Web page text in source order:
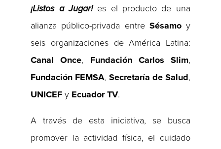
¡Listos a Jugar!es el producto de una
alianza público-privada entre Sésamoy
seis organizaciones de América Latina:
Canal Once, Fundación Carlos Slim,
Fundación FEMSA, Secretaría de Salud,
UNICEFy Ecuador TV.
A través de esta iniciativa, se busca
promover la actividad física, el cuidado